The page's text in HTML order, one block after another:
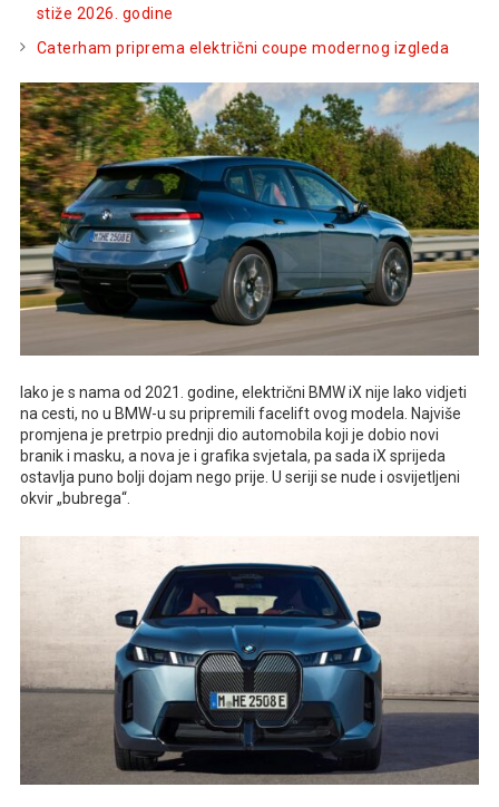
stiže 2026. godine
Caterham priprema električni coupe modernog izgleda
Iako je s nama od 2021. godine, električni BMW iX nije lako vidjeti
na cesti, no u BMW-u su pripremili facelift ovog modela. Najviše
promjena je pretrpio prednji dio automobila koji je dobio novi
branik i masku, a nova je i grafika svjetala, pa sada iX sprijeda
ostavlja puno bolji dojam nego prije. U seriji se nude i osvijetljeni
okvir „bubrega“.